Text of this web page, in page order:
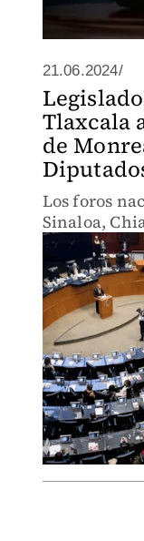
21.06.2024/
Tlaxcala
de
Los foros
Sinaloa,